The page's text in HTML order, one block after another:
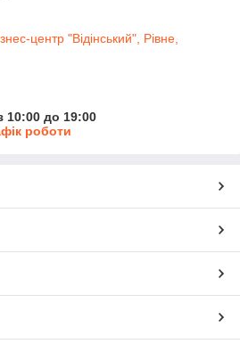
центр "Відінський", Рівне,
10:00 до 19:00
роботи